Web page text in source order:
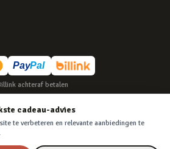
achteraf betalen
in huis. Tot 365 dagen retourneren.
cadeau-advies
te verbeteren en relevante aanbiedingen te